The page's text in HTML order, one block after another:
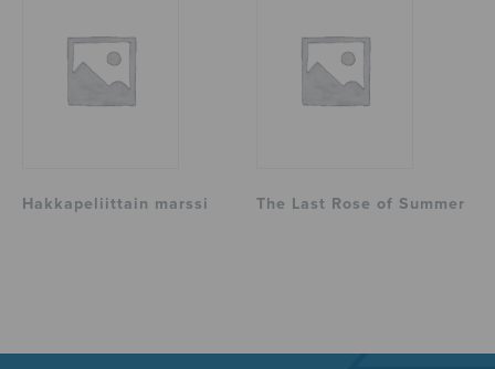
Hakkapeliittain marssi The Last Rose of Summer